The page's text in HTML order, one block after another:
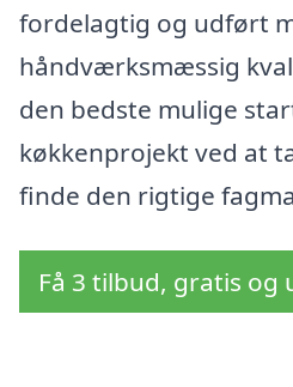
fordelagtig og udført
håndværksmæssig
den bedste mulige
køkkenprojekt ved at
finde den rigtige
Få 3 tilbud, gratis